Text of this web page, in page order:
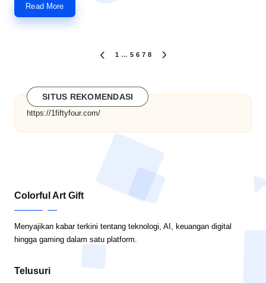
Read More
PREVIOUS
1 … 5 6 7 8
SITUS REKOMENDASI
https://1fiftyfour.com/
Colorful Art Gift
Menyajikan kabar terkini tentang teknologi, AI, keuangan digital
hingga gaming dalam satu platform.
Telusuri